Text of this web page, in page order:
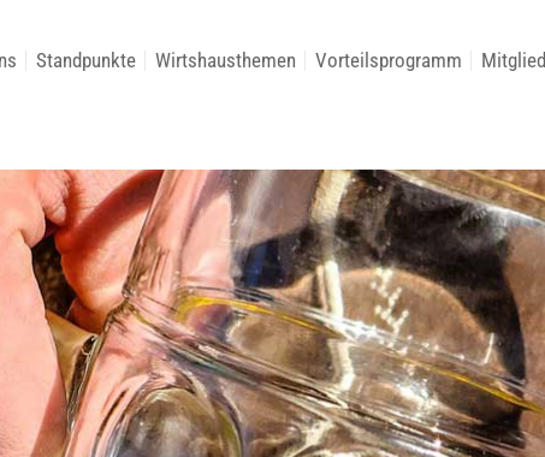
Standpunkte Wirtshausthemen Vorteilsprogramm Mitglied